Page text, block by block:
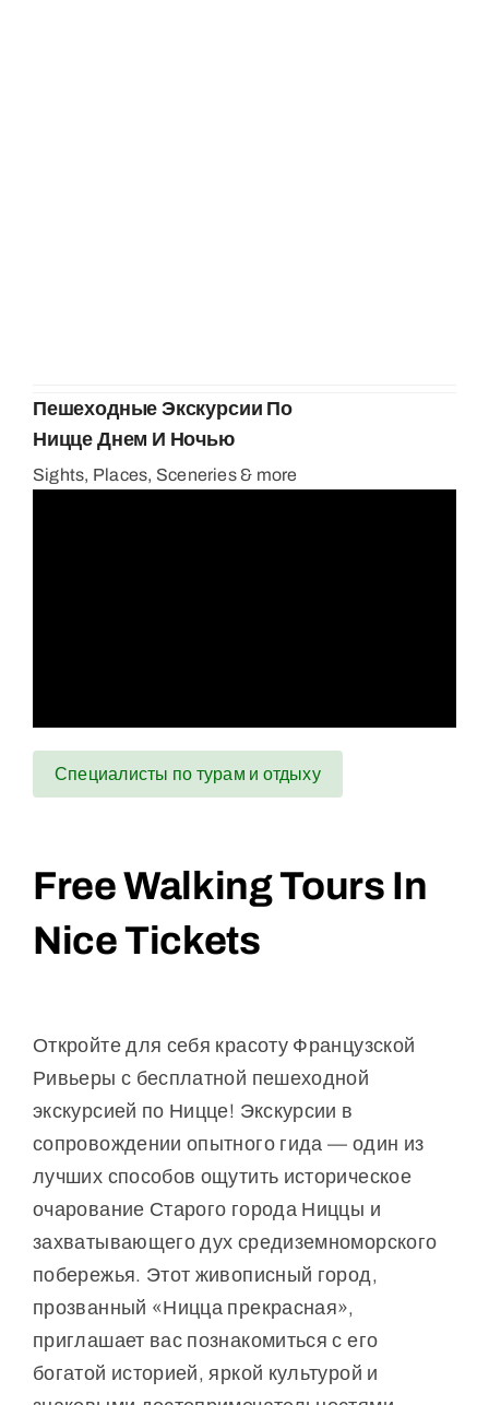
Пешеходные Экскурсии По
Ницце Днем И Ночью
Sights, Places, Sceneries & more
Специалисты по турам и отдыху
Free Walking Tours In
Nice Tickets
Откройте для себя красоту Французской
Ривьеры с бесплатной пешеходной
экскурсией по Ницце! Экскурсии в
сопровождении опытного гида — один из
лучших способов ощутить историческое
очарование Старого города Ниццы и
захватывающего дух средиземноморского
побережья. Этот живописный город,
прозванный «Ницца прекрасная»,
приглашает вас познакомиться с его
богатой историей, яркой культурой и